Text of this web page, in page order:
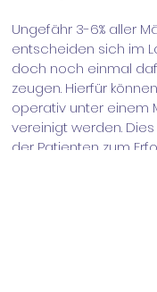
Ungefähr 3-6% aller
entscheiden sich im
doch noch einmal
zeugen. Hierfür
operativ unter einem
vereinigt werden. Dies
der Patienten zum